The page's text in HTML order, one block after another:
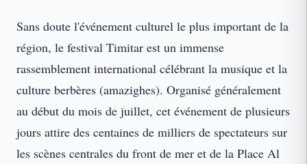
Sans doute l'événement culturel le plus important de la
région, le festival Timitar est un immense
rassemblement international célébrant la musique et la
culture berbères (amazighes). Organisé généralement
au début du mois de juillet, cet événement de plusieurs
jours attire des centaines de milliers de spectateurs sur
les scènes centrales du front de mer et de la Place Al